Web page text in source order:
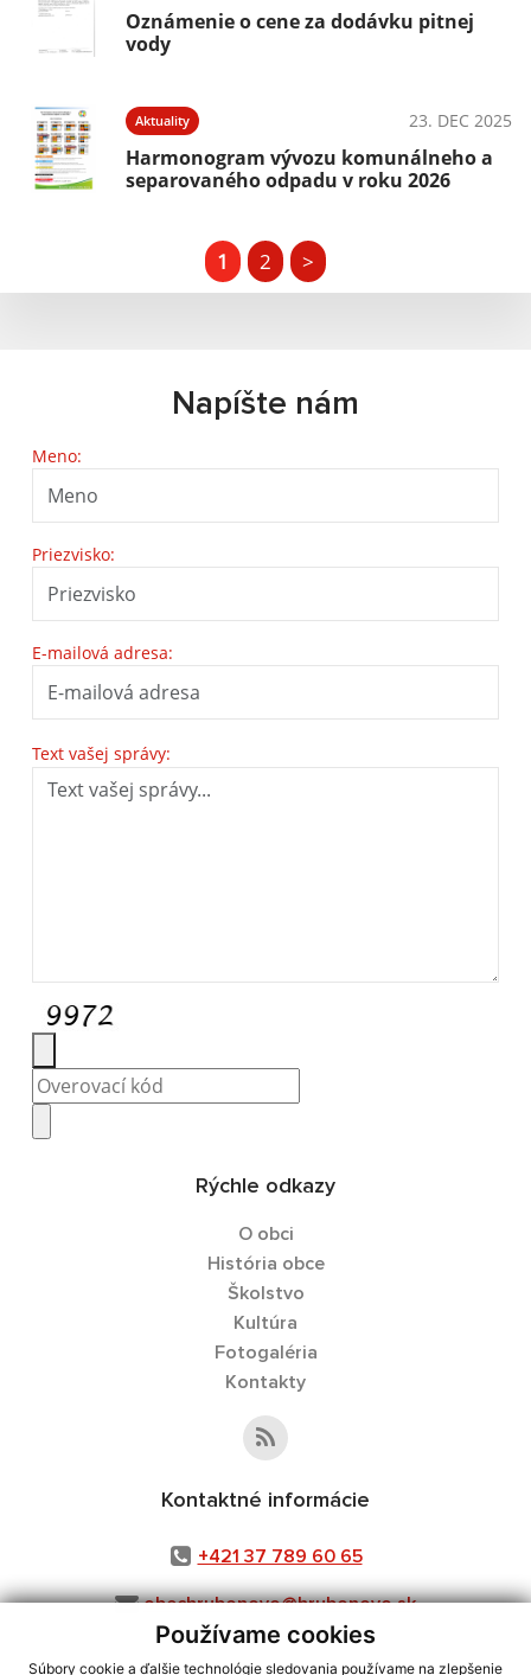
Používame cookies
Súbory cookie a ďalšie technológie sledovania používame na zlepšenie
Oznámenie o cene za dodávku pitnej
vody
Aktuality 23. DEC 2025
Harmonogram vývozu komunálneho a
separovaného odpadu v roku 2026
1 2 >
Napíšte nám
Meno:
Priezvisko:
E-mailová adresa:
Text vašej správy:
Rýchle odkazy
O obci
História obce
Školstvo
Kultúra
Fotogaléria
Kontakty
Kontaktné informácie
+421 37 789 60 65
obechrubonovo@hrubonovo.sk